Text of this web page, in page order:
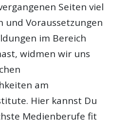
Seiten viel
und Voraussetzungen
im Bereich
widmen wir uns
am
Hier kannst Du
Medienberufe fit